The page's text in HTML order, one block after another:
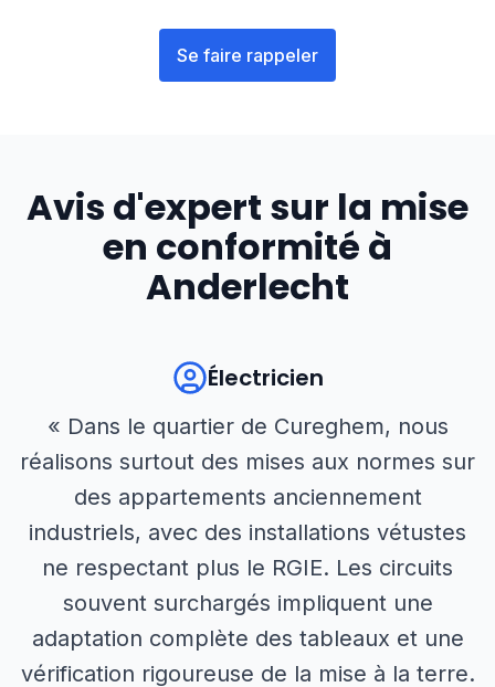
Se faire rappeler
Avis d'expert sur la mise
en conformité à
Anderlecht
Électricien
« Dans le quartier de Cureghem, nous
réalisons surtout des mises aux normes sur
des appartements anciennement
industriels, avec des installations vétustes
ne respectant plus le RGIE. Les circuits
souvent surchargés impliquent une
adaptation complète des tableaux et une
vérification rigoureuse de la mise à la terre.